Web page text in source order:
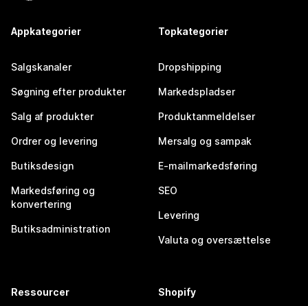
Appkategorier
Salgskanaler
Søgning efter produkter
Salg af produkter
Ordrer og levering
Butiksdesign
Markedsføring og
konvertering
Butiksadministration
Topkategorier
Dropshipping
Markedspladser
Produktanmeldelser
Mersalg og sampak
E-mailmarkedsføring
SEO
Levering
Valuta og oversættelse
Ressourcer Shopify